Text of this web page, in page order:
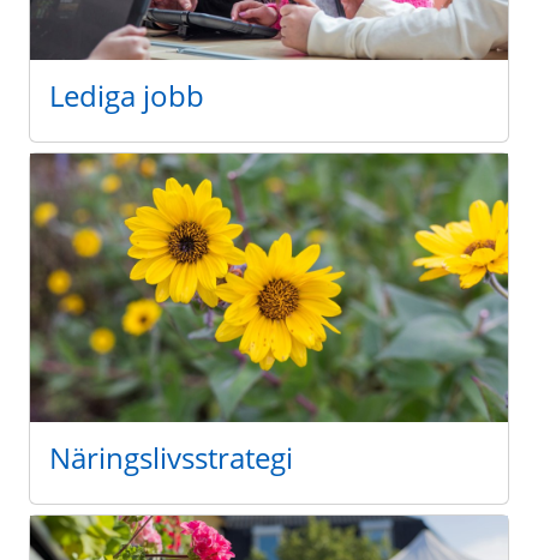
Lediga jobb
Näringslivsstrategi